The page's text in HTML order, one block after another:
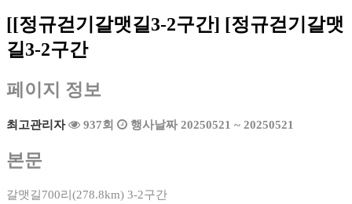
[[정규걷기갈맷길3-2구간] [정규걷기갈맷
길3-2구간
페이지 정보
최고관리자 937회 행사날짜 20250521 ~ 20250521
본문
갈맷길700리(278.8km) 3-2구간